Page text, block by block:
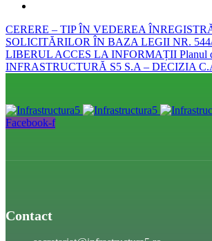
CERERE – TIP ÎN VEDEREA
SOLICITĂRILOR ÎN BAZA LEGII NR.
LIBERUL ACCES LA INFORMAȚII Planul
INFRASTRUCTURĂ S5 S.A – DECIZIA
Facebook-f
Contact